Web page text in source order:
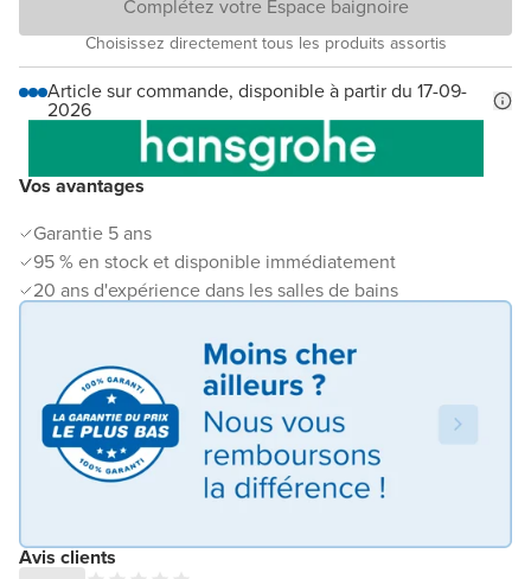
Vos avantages
Garantie 5 ans
95 % en stock et disponible immédiatement
20 ans d'expérience dans les salles de bains
Avis clients
Complétez votre Espace baignoire
Choisissez directement tous les produits assortis
Article sur commande, disponible à partir du 17-09-
2026